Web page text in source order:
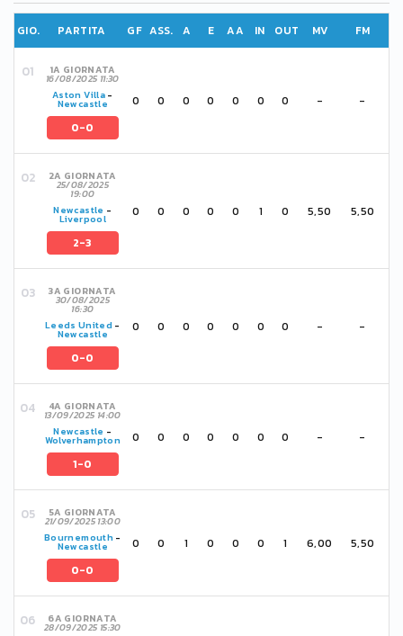
GIO. PARTITA GF ASS. A E AA IN OUT MV FM
1A GIORNATA
16/08/2025 11:30
Aston Villa-
Newcastle
0-0
0 0 0 0 0 0 0 - -
2A GIORNATA
25/08/2025
19:00
Newcastle -
Liverpool
2-3
0 0 0 0 0 1 0 5,50 5,50
3A GIORNATA
30/08/2025
16:30
Leeds United -
Newcastle
0-0
0 0 0 0 0 0 0 - -
4A GIORNATA
13/09/2025 14:00
Newcastle -
Wolverhampton
1-0
0 0 0 0 0 0 0 - -
5A GIORNATA
21/09/2025 13:00
Bournemouth-
Newcastle
0-0
0 0 1 0 0 0 1 6,00 5,50
6A GIORNATA
28/09/2025 15:30